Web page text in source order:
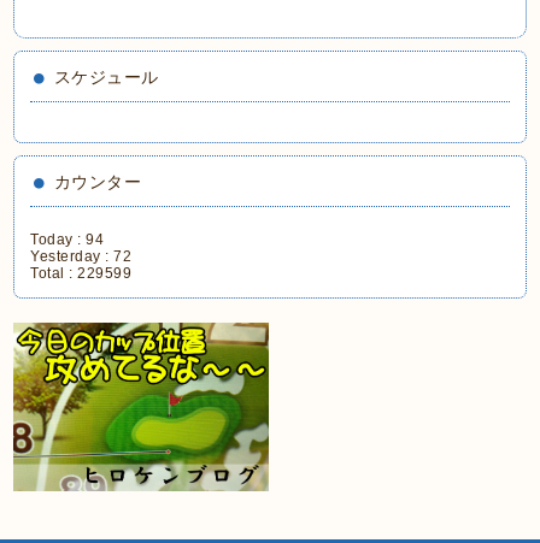
スケジュール
カウンター
Today :94
Yesterday :72
Total :229599